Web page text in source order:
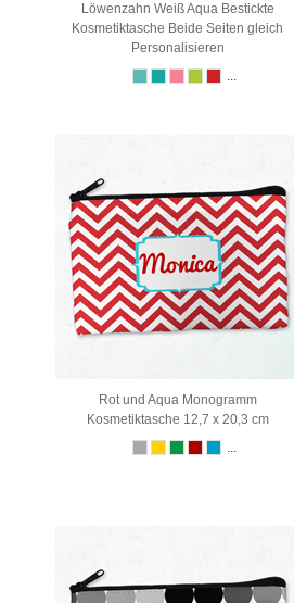
Löwenzahn Weiß Aqua Bestickte
Kosmetiktasche Beide Seiten gleich
Personalisieren
...
Rot und Aqua Monogramm
Kosmetiktasche 12,7 x 20,3 cm
...